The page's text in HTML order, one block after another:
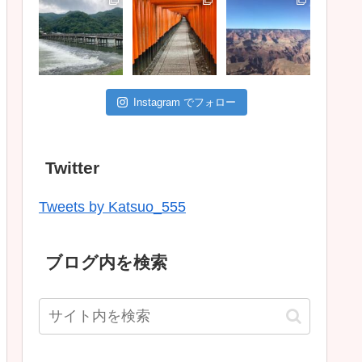
Instagram でフォロー
Twitter
Tweets by Katsuo_555
ブログ内を検索